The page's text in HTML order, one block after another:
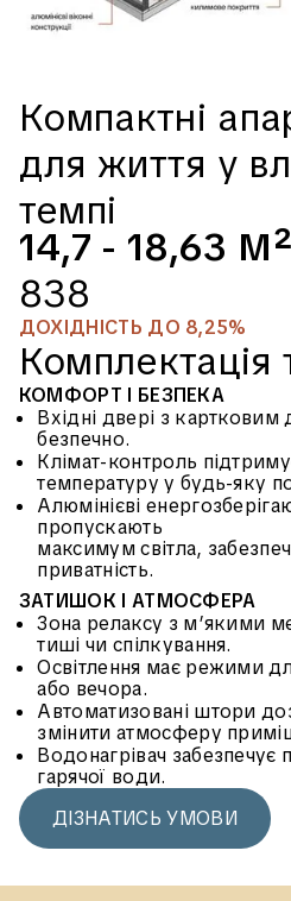
⁠Компактні
для життя у
темпі
14,7 - 18,63 М²
838
ДОХІДНІСТЬ ДО 8,25%
Комплектація
КОМФОРТ І БЕЗПЕКА
Вхідні двері з
безпечно.
Клімат-контроль
температуру у будь-яку
Алюмінієві
пропускають
максимум світла,
приватність.
ЗАТИШОК І АТМОСФЕРА
Зона релаксу з м’якими
тиші чи спілкування.
Освітлення має режими
або вечора.
Автоматизовані штори
змінити атмосферу
Водонагрівач забезпечує
гарячої води.
ДІЗНАТИСЬ УМОВИ